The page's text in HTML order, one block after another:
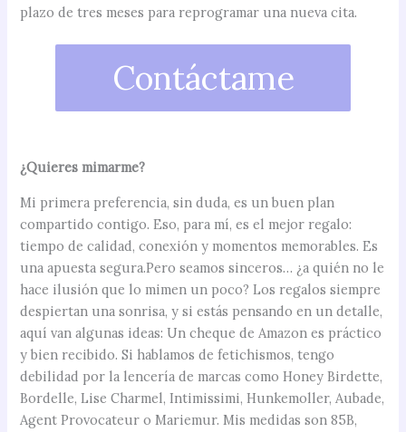
plazo de tres meses para reprogramar una nueva cita.
Contáctame
¿Quieres mimarme?
Mi primera preferencia, sin duda, es un buen plan
compartido contigo. Eso, para mí, es el mejor regalo:
tiempo de calidad, conexión y momentos memorables. Es
una apuesta segura.Pero seamos sinceros… ¿a quién no le
hace ilusión que lo mimen un poco? Los regalos siempre
despiertan una sonrisa, y si estás pensando en un detalle,
aquí van algunas ideas: Un cheque de Amazon es práctico
y bien recibido. Si hablamos de fetichismos, tengo
debilidad por la lencería de marcas como Honey Birdette,
Bordelle, Lise Charmel, Intimissimi, Hunkemoller, Aubade,
Agent Provocateur o Mariemur. Mis medidas son 85B,